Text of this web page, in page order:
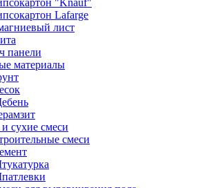
Lafarge
лист
панели
материалы
сухие смеси
смеси